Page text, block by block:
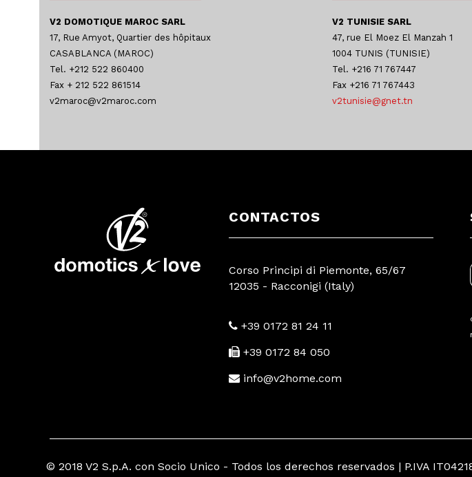
V2 DOMOTIQUE MAROC SARL
17, Rue Amyot, Quartier des hôpitaux
CASABLANCA (MAROC)
Tel. +212 522 860400
Fax + 212 522 861514
v2maroc@v2maroc.com
V2 TUNISIE SARL
47, rue El Moez El Manzah 1
1004 TUNIS (TUNISIE)
Tel. +216 71 767447
Fax +216 71 767443
v2tunisie@gnet.tn
CONTACTOS
Corso Principi di Piemonte, 65/67
12035 - Racconigi (Italy)
+39 0172 81 24 11
+39 0172 84 050
info@v2home.com
© 2018 V2 S.p.A. con Socio Unico - Todos los derechos reservados | P.IVA